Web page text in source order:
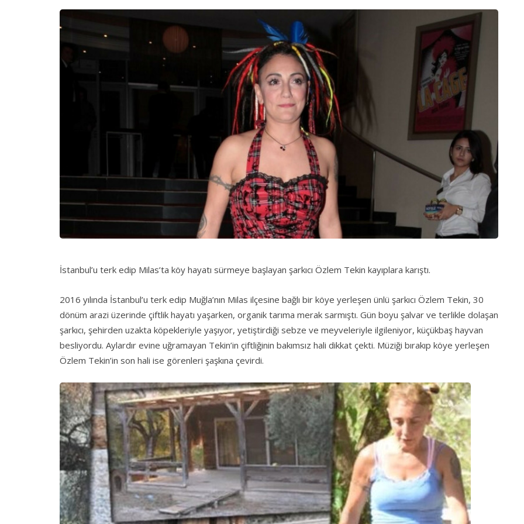
İstanbul’u terk edip Milas’ta köy hayatı sürmeye başlayan şarkıcı Özlem Tekin kayıplara karıştı.
2016 yılında İstanbul’u terk edip Muğla’nın Milas ilçesine bağlı bir köye yerleşen ünlü şarkıcı Özlem Tekin, 30
dönüm arazi üzerinde çiftlik hayatı yaşarken, organik tarıma merak sarmıştı. Gün boyu şalvar ve terlikle dolaşan
şarkıcı, şehirden uzakta köpekleriyle yaşıyor, yetiştirdiği sebze ve meyveleriyle ilgileniyor, küçükbaş hayvan
besliyordu. Aylardır evine uğramayan Tekin’in çiftliğinin bakımsız hali dikkat çekti. Müziği bırakıp köye yerleşen
Özlem Tekin’in son hali ise görenleri şaşkına çevirdi.